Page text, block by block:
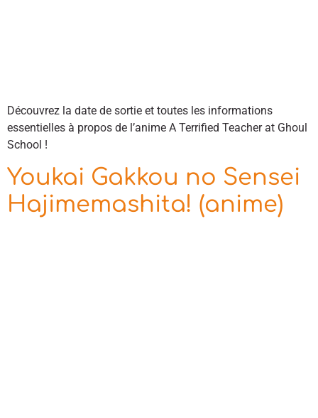
Découvrez la date de sortie et toutes les informations
essentielles à propos de l’anime A Terrified Teacher at Ghoul
School !
Youkai Gakkou no Sensei
Hajimemashita! (anime)